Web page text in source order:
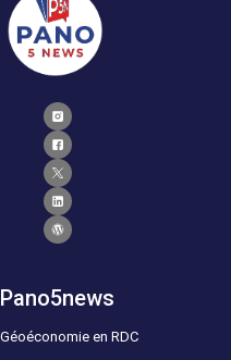
Pano5news
Géoéconomie en RDC